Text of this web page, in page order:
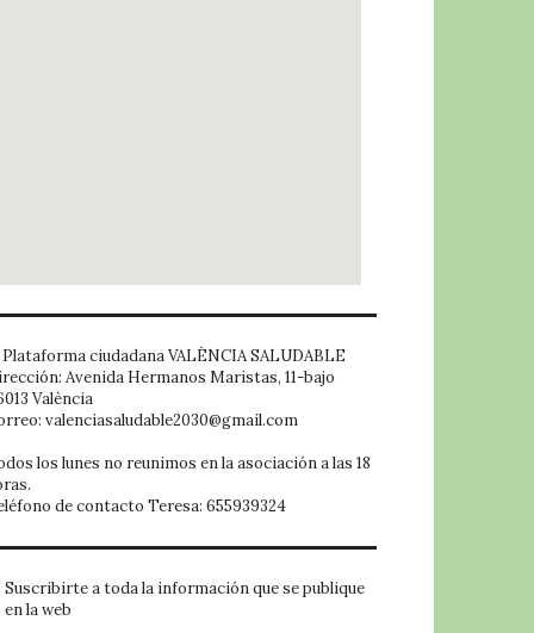
Plataforma ciudadana VALÈNCIA SALUDABLE
Avenida Hermanos Maristas, 11-bajo
València
valenciasaludable2030@gmail.com
los lunes no reunimos en la asociación a las 18
de contacto Teresa: 655939324
Suscribirte a toda la información que se publique
en la web